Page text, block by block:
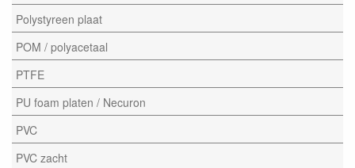
Polystyreen plaat
POM / polyacetaal
PTFE
PU foam platen / Necuron
PVC
PVC zacht